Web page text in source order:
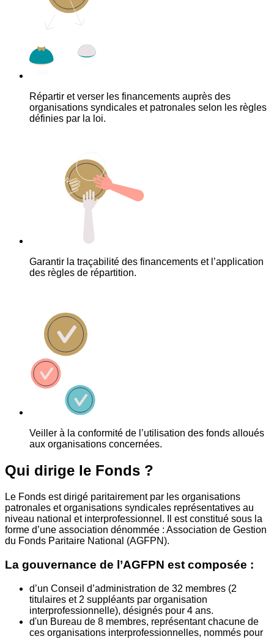
Répartir et verser les financements auprès des
organisations syndicales et patronales selon les règles
définies par la loi.
Garantir la traçabilité des financements et l’application
des règles de répartition.
Veiller à la conformité de l’utilisation des fonds alloués
aux organisations concernées.
Qui dirige le Fonds ?
Le Fonds est dirigé paritairement par les organisations
patronales et organisations syndicales représentatives au
niveau national et interprofessionnel. Il est constitué sous la
forme d’une association dénommée : Association de Gestion
du Fonds Paritaire National (AGFPN).
La gouvernance de l’AGFPN est composée :
d’un Conseil d’administration de 32 membres (2
titulaires et 2 suppléants par organisation
interprofessionnelle), désignés pour 4 ans.
d'un Bureau de 8 membres, représentant chacune de
ces organisations interprofessionnelles, nommés pour